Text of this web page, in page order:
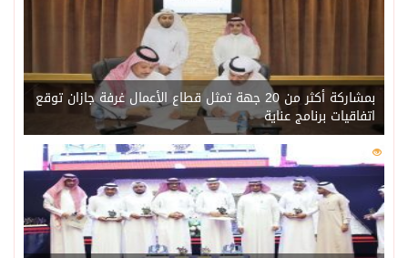
بمشاركة أكثر من 20 جهة تمثل قطاع الأعمال غرفة جازان توقع
اتفاقيات برنامج عناية
220